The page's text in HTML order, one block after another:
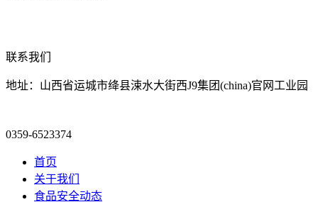
联系我们
地址：山西省运城市绛县涑水大街西J9集团(china)官网工业园
0359-6523374
首页
关于我们
食品安全动态